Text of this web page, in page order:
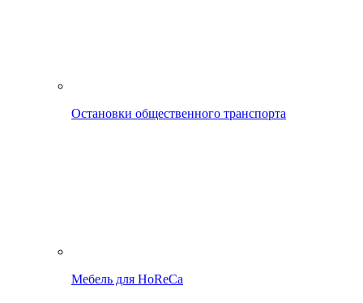
Остановки общественного транспорта
Мебель для HoReCa